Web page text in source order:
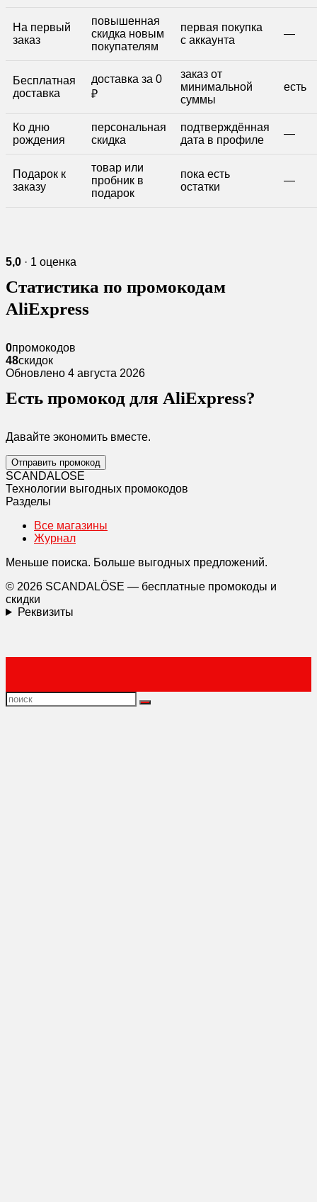
На первый
заказ
повышенная
скидка новым
покупателям
первая покупка
с аккаунта
—
Бесплатная
доставка
доставка за 0
₽
заказ от
минимальной
суммы
есть
Ко дню
рождения
персональная
скидка
подтверждённая
дата в профиле
—
Подарок к
заказу
товар или
пробник в
подарок
пока есть
остатки
—
5,0 · 1 оценка
Статистика по промокодам
AliExpress
0промокодов
48скидок
Обновлено 4 августа 2026
Есть промокод для AliExpress?
Давайте экономить вместе.
Отправить промокод
SCANDALOSE
Технологии выгодных промокодов
Разделы
Все магазины
Журнал
Меньше поиска. Больше выгодных предложений.
© 2026 SCANDALÖSE — бесплатные промокоды и
скидки
Реквизиты